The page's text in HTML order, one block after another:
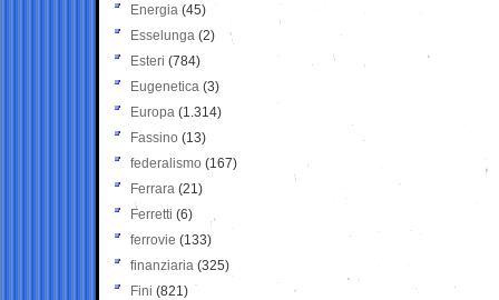
Energia (45)
Esselunga (2)
Esteri (784)
Eugenetica (3)
Europa (1.314)
Fassino (13)
federalismo (167)
Ferrara (21)
Ferretti (6)
ferrovie (133)
finanziaria (325)
Fini (821)